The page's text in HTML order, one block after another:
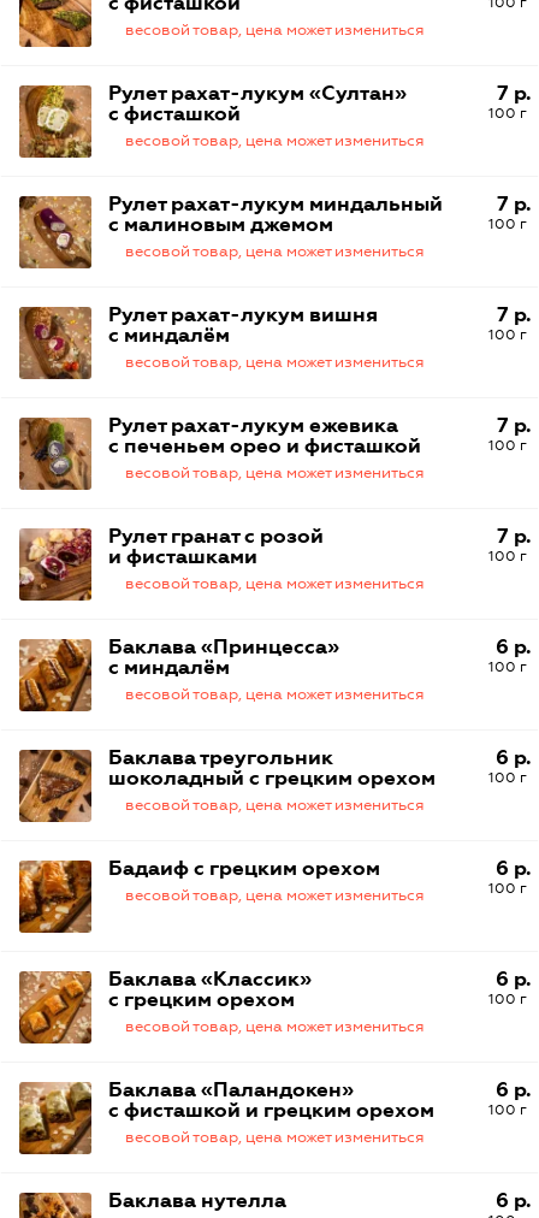
весовой товар, цена может измениться
7 р.
100 г
Рулет рахат-лукум «Султан»
с фисташкой
весовой товар, цена может измениться
7 р.
100 г
Рулет рахат-лукум миндальный
с малиновым джемом
весовой товар, цена может измениться
7 р.
100 г
Рулет рахат-лукум вишня
с миндалём
весовой товар, цена может измениться
7 р.
100 г
Рулет рахат-лукум ежевика
с печеньем орео и фисташкой
весовой товар, цена может измениться
7 р.
100 г
Рулет гранат с розой
и фисташками
весовой товар, цена может измениться
6 р.
100 г
Баклава «Принцесса»
с миндалём
весовой товар, цена может измениться
6 р.
100 г
Баклава треугольник
шоколадный с грецким орехом
весовой товар, цена может измениться
6 р.
100 г
Бадаиф с грецким орехом
весовой товар, цена может измениться
6 р.
100 г
Баклава «Классик»
с грецким орехом
весовой товар, цена может измениться
6 р.
100 г
Баклава «Паландокен»
с фисташкой и грецким орехом
весовой товар, цена может измениться
6 р.
Баклава нутелла